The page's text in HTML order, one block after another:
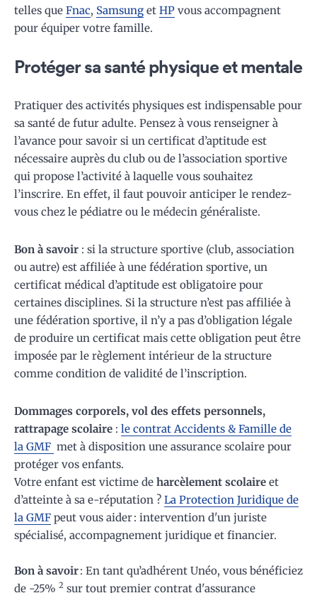
telles que Fnac, Samsung et HP vous accompagnent
pour équiper votre famille.
Protéger sa santé physique et mentale
Pratiquer des activités physiques est indispensable pour
sa santé de futur adulte. Pensez à vous renseigner à
l’avance pour savoir si un certificat d’aptitude est
nécessaire auprès du club ou de l’association sportive
qui propose l’activité à laquelle vous souhaitez
l’inscrire. En effet, il faut pouvoir anticiper le rendez-
vous chez le pédiatre ou le médecin généraliste.
Bon à savoir : si la structure sportive (club, association
ou autre) est affiliée à une fédération sportive, un
certificat médical d’aptitude est obligatoire pour
certaines disciplines. Si la structure n’est pas affiliée à
une fédération sportive, il n’y a pas d’obligation légale
de produire un certificat mais cette obligation peut être
imposée par le règlement intérieur de la structure
comme condition de validité de l’inscription.
Dommages corporels, vol des effets personnels,
rattrapage scolaire : le contrat Accidents & Famille de
la GMF met à disposition une assurance scolaire pour
protéger vos enfants.
Votre enfant est victime de harcèlement scolaire et
d’atteinte à sa e-réputation ? La Protection Juridique de
la GMF peut vous aider : intervention d'un juriste
spécialisé, accompagnement juridique et financier.
Bon à savoir: En tant qu’adhérent Unéo, vous bénéficiez
de -25% 2 sur tout premier contrat d'assurance